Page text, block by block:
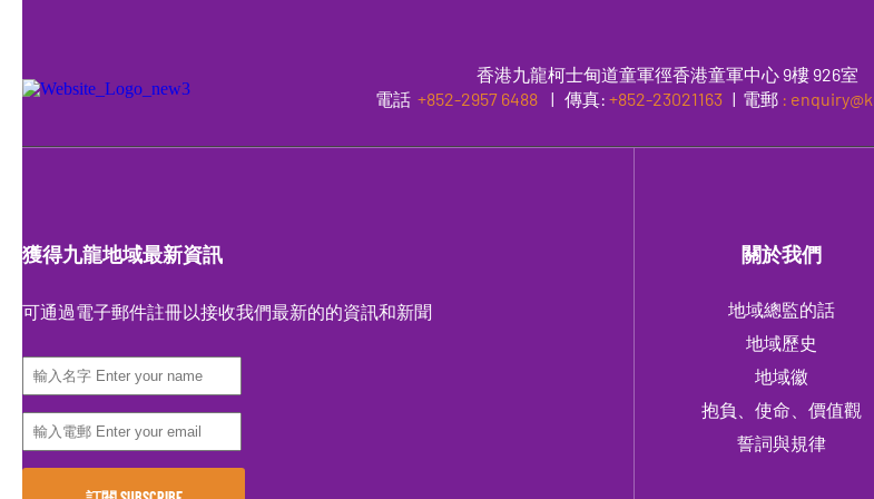
香港九龍柯士甸道童軍徑香港童軍中心 9樓 926室
電話 +852-2957 6488 |傳真:+852-23021163 | 電郵 :
獲得九龍地域最新資訊
可通過電子郵件註冊以接收我們最新的的資訊和新聞
關於我們
地域總監的話
地域歷史
地域徽
抱負、使命、價值觀
誓詞與規律